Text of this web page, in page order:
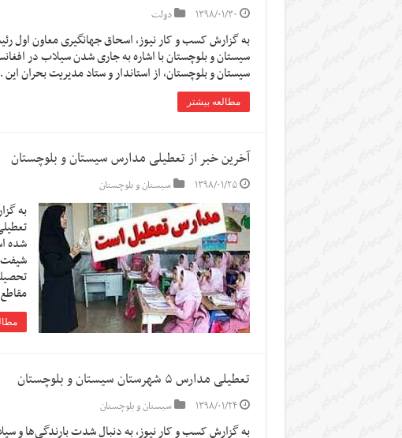
۱۳۹۸/۰۱/۳۰ دولت
به گزارش کسب و کار نیوز، اسحاق جهانگیری معاون اول
سیستان و بلوچستان با اشاره به جاری شدن سیلاب در
سیستان و بلوچستان، از استاندار و ستاد مدیریت بحران
مطالعه بیشتر
آخرین خبر از تعطیلی مدارس سیستان و بلوچستان
۱۳۹۸/۰۱/۲۵ سیستان و بلوچستان
به
شده
شیفت
تعطیلی مدارس ۵ شهرستان سیستان و بلوچستان
۱۳۹۸/۰۱/۲۴ سیستان و بلوچستان
به گزارش کسب و کار نیوز، به دنبال شدت بارندگی‌ها و